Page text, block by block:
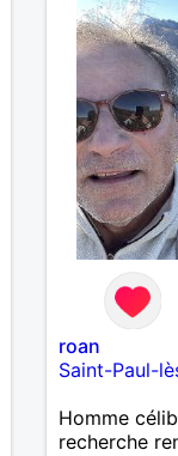
se relaxer,
finalement
temps.
dire en
revanche,
contacter
roan
Saint-Paul-
Homme
recherche